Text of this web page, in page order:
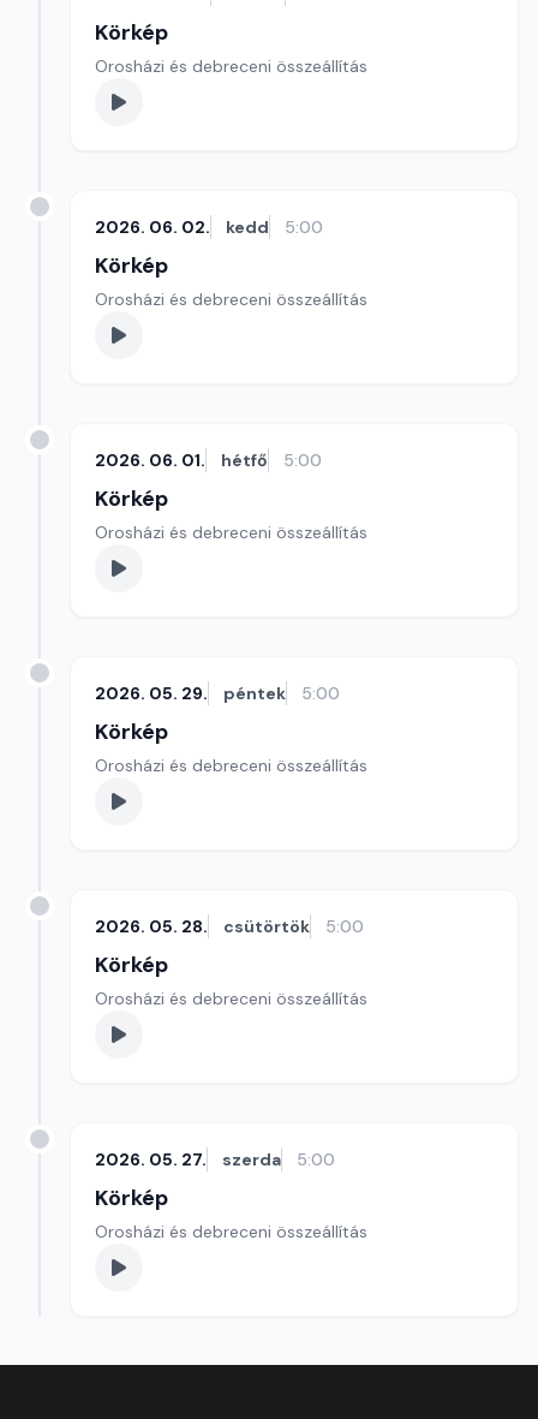
Körkép
Orosházi és debreceni összeállítás
2026. 06. 02. kedd 5:00
Körkép
Orosházi és debreceni összeállítás
2026. 06. 01. hétfő 5:00
Körkép
Orosházi és debreceni összeállítás
2026. 05. 29. péntek 5:00
Körkép
Orosházi és debreceni összeállítás
2026. 05. 28. csütörtök 5:00
Körkép
Orosházi és debreceni összeállítás
2026. 05. 27. szerda 5:00
Körkép
Orosházi és debreceni összeállítás